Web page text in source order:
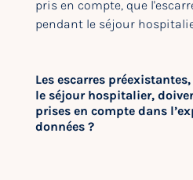
pris en compte, que
pendant le séjour
Les escarres
le séjour hospitalier,
prises en compte dans
données ?